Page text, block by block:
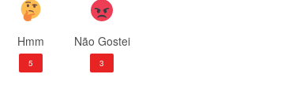
Hmm
5
Não Gostei
3